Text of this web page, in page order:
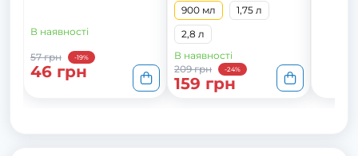
В наявності
57 грн -19%
46 грн
900 мл
1,75 л
2,8 л
В наявності
209 грн
-24%
159 грн